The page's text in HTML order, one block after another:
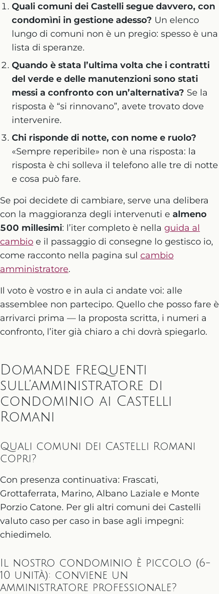
Quali comuni dei Castelli segue davvero, con
condomìni in gestione adesso? Un elenco
lungo di comuni non è un pregio: spesso è una
lista di speranze.
Quando è stata l’ultima volta che i contratti
del verde e delle manutenzioni sono stati
messi a confronto con un’alternativa? Se la
risposta è “si rinnovano”, avete trovato dove
intervenire.
Chi risponde di notte, con nome e ruolo?
«Sempre reperibile» non è una risposta: la
risposta è chi solleva il telefono alle tre di notte
e cosa può fare.
Se poi decidete di cambiare, serve una delibera
con la maggioranza degli intervenuti e almeno
500 millesimi: l’iter completo è nella guida al
cambio e il passaggio di consegne lo gestisco io,
come racconto nella pagina sul cambio
amministratore.
Il voto è vostro e in aula ci andate voi: alle
assemblee non partecipo. Quello che posso fare è
arrivarci prima — la proposta scritta, i numeri a
confronto, l’iter già chiaro a chi dovrà spiegarlo.
Domande frequenti
sull’amministratore di
condominio ai Castelli
Romani
Quali comuni dei Castelli Romani
copri?
Con presenza continuativa: Frascati,
Grottaferrata, Marino, Albano Laziale e Monte
Porzio Catone. Per gli altri comuni dei Castelli
valuto caso per caso in base agli impegni:
chiedimelo.
Il nostro condominio è piccolo (6-
10 unità): conviene un
amministratore professionale?